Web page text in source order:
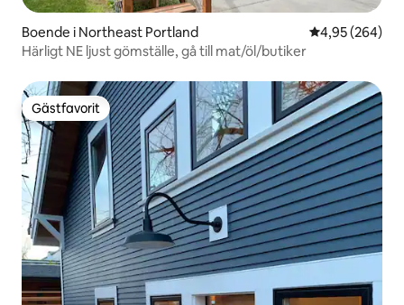
Boende i Northeast Portland 4,95 av 5 i
4,95 (264)
Härligt NE ljust gömställe, gå till mat/öl/butiker
Gästfavorit
Gästfavorit